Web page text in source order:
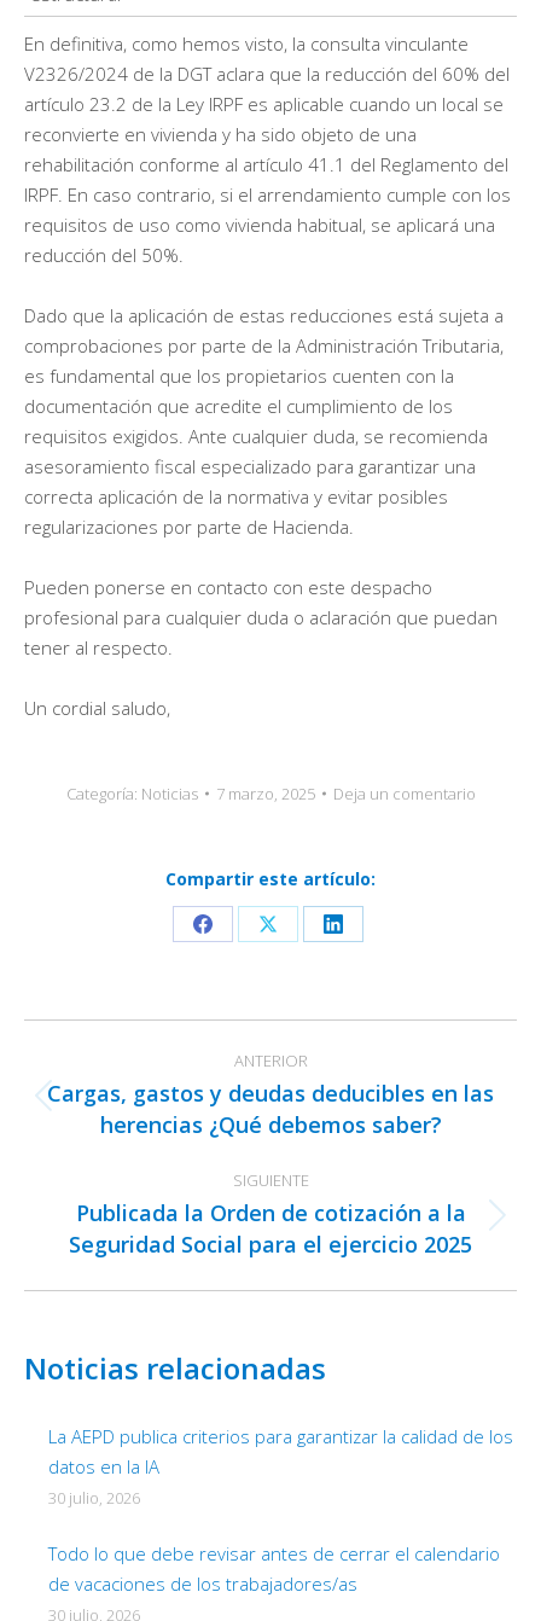
En definitiva, como hemos visto, la consulta vinculante
V2326/2024 de la DGT aclara que la reducción del 60% del
artículo 23.2 de la Ley IRPF es aplicable cuando un local se
reconvierte en vivienda y ha sido objeto de una
rehabilitación conforme al artículo 41.1 del Reglamento del
IRPF. En caso contrario, si el arrendamiento cumple con los
requisitos de uso como vivienda habitual, se aplicará una
reducción del 50%.
Dado que la aplicación de estas reducciones está sujeta a
comprobaciones por parte de la Administración Tributaria,
es fundamental que los propietarios cuenten con la
documentación que acredite el cumplimiento de los
requisitos exigidos. Ante cualquier duda, se recomienda
asesoramiento fiscal especializado para garantizar una
correcta aplicación de la normativa y evitar posibles
regularizaciones por parte de Hacienda.
Pueden ponerse en contacto con este despacho
profesional para cualquier duda o aclaración que puedan
tener al respecto.
Un cordial saludo,
Categoría: Noticias 7 marzo, 2025 Deja un comentario
Compartir este artículo:
Share
Facebook
Share
X
Share
LinkedIn
entre
publicaciones
ANTERIOR
Publicación
anterior:
Cargas, gastos y deudas deducibles en las
herencias ¿Qué debemos saber?
SIGUIENTE
Publicación
siguiente:
Publicada la Orden de cotización a la
Seguridad Social para el ejercicio 2025
Noticias relacionadas
La AEPD publica criterios para garantizar la calidad de los
datos en la IA
30 julio, 2026
Todo lo que debe revisar antes de cerrar el calendario
de vacaciones de los trabajadores/as
30 julio, 2026